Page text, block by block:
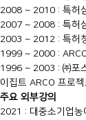
2008 ~ 2010 : 특허
2007 ~ 2008 : 특허
2003 ~ 2012 : 특허
1999 ~ 2000 :
1996 ~ 2003 : ㈜포
이집트 ARCO 프로
주요 외부강의
2021 : 대중소기업농